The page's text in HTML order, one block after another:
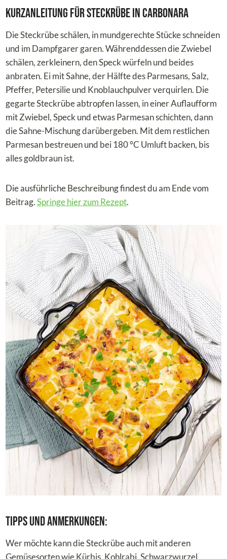
Kurzanleitung für Steckrübe in Carbonara
Die Steckrübe schälen, in mundgerechte Stücke schneiden
und im Dampfgarer garen. Währenddessen die Zwiebel
schälen, zerkleinern, den Speck würfeln und beides
anbraten. Ei mit Sahne, der Hälfte des Parmesans, Salz,
Pfeffer, Petersilie und Knoblauchpulver verquirlen. Die
gegarte Steckrübe abtropfen lassen, in einer Auflaufform
mit Zwiebel, Speck und etwas Parmesan schichten, dann
die Sahne-Mischung darübergeben. Mit dem restlichen
Parmesan bestreuen und bei 180 °C Umluft backen, bis
alles goldbraun ist.
Die ausführliche Beschreibung findest du am Ende vom
Beitrag.Springe hier zum Rezept.
Tipps und Anmerkungen:
Wer möchte kann die Steckrübe auch mit anderen
Gemüsesorten wie Kürbis, Kohlrabi, Schwarzwurzel,